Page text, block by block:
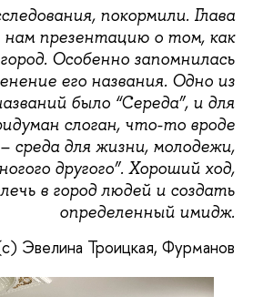
покормили. Глава
нам презентацию о том, как
Особенно запомнилась
его названия. Одно из
было “Середа”, и для
слоган, что-то вроде
среда для жизни, молодежи,
другого”. Хороший ход,
в город людей и создать
определенный имидж.
Эвелина Троицкая, Фурманов